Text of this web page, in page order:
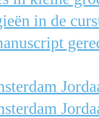
in de